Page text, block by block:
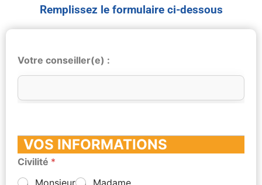
Remplissez le formulaire ci-dessous
Votre conseiller(e) :
VOS INFORMATIONS
Civilité *